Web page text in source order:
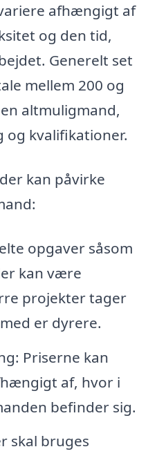
afhængigt af
og den tid,
Generelt set
mellem 200 og
altmuligmand,
og kvalifikationer.
kan påvirke
opgaver såsom
kan være
projekter tager
er dyrere.
Priserne kan
af, hvor i
befinder sig.
skal bruges